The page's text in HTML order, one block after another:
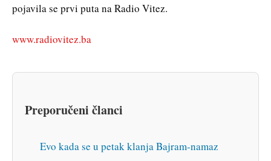
pojavila se prvi puta na Radio Vitez.
www.radiovitez.ba
Preporučeni članci
Evo kada se u petak klanja Bajram-namaz